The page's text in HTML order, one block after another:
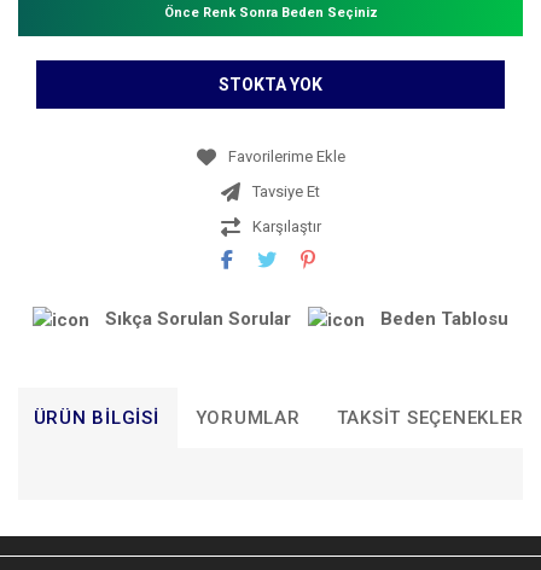
Önce Renk Sonra Beden Seçiniz
STOKTA YOK
Tavsiye Et
Karşılaştır
Sıkça Sorulan Sorular Beden Tablosu
ÜRÜN BILGISI YORUMLAR TAKSIT SEÇENEKLERI
Bu ürünün fiyat bilgisi, resim, ürün açıklamalarında ve diğer
konularda yetersiz gördüğünüz noktaları öneri formunu